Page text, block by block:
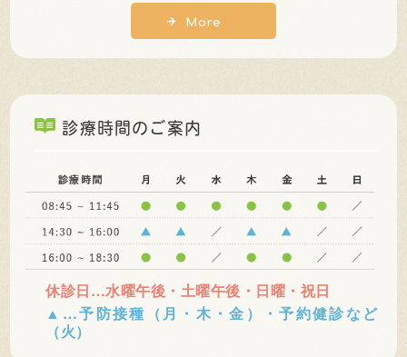
More
診療時間のご案内
休診日…水曜午後・土曜午後・日曜・祝日
▲…予防接種（月・木・金）・予約健診など
（火）